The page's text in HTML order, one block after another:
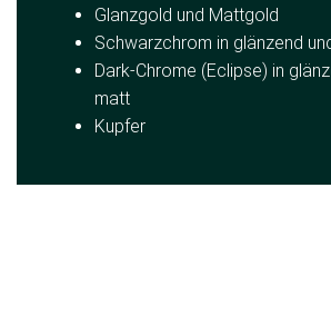
Glanzgold und Mattgold
Schwarzchrom in glänzend
Dark-Chrome (Eclipse) in
matt
Kupfer